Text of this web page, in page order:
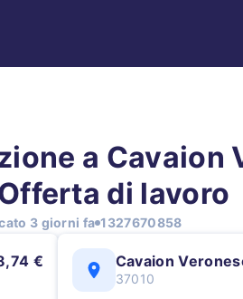
a Cavaion
di lavoro
3 giorni fa 1327670858
€ Cavaion
37010